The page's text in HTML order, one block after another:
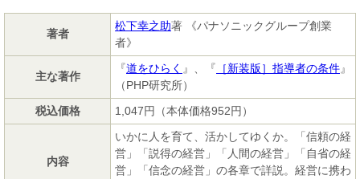
著者
松下幸之助著 《パナソニックグループ創業
者》
主な著作
『道をひらく 』、『 ［新装版］指導者の条件』
（PHP研究所）
税込価格
1,047円（本体価格952円）
内容
いかに人を育て、活かしてゆくか。「信頼の経
営」「説得の経営」「人間の経営」「自省の経
営」「信念の経営」の各章で詳説。経営に携わ